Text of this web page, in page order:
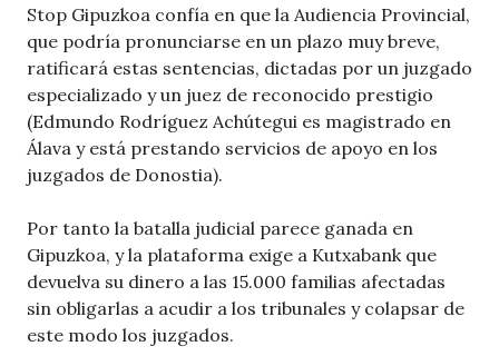
Stop Gipuzkoa confía en que la Audiencia Provincial,
que podría pronunciarse en un plazo muy breve,
ratificará estas sentencias, dictadas por un juzgado
especializado y un juez de reconocido prestigio
(Edmundo Rodríguez Achútegui es magistrado en
Álava y está prestando servicios de apoyo en los
juzgados de Donostia).
Por tanto la batalla judicial parece ganada en
Gipuzkoa, y la plataforma exige a Kutxabank que
devuelva su dinero a las 15.000 familias afectadas
sin obligarlas a acudir a los tribunales y colapsar de
este modo los juzgados.